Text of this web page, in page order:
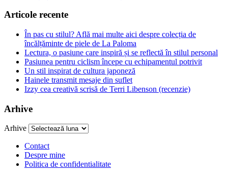
Articole recente
În pas cu stilul? Află mai multe aici despre colecția de
încălțăminte de piele de La Paloma
Lectura, o pasiune care inspiră și se reflectă în stilul personal
Pasiunea pentru ciclism începe cu echipamentul potrivit
Un stil inspirat de cultura japoneză
Hainele transmit mesaje din suflet
Izzy cea creativă scrisă de Terri Libenson (recenzie)
Arhive
Arhive
Contact
Despre mine
Politica de confidentialitate